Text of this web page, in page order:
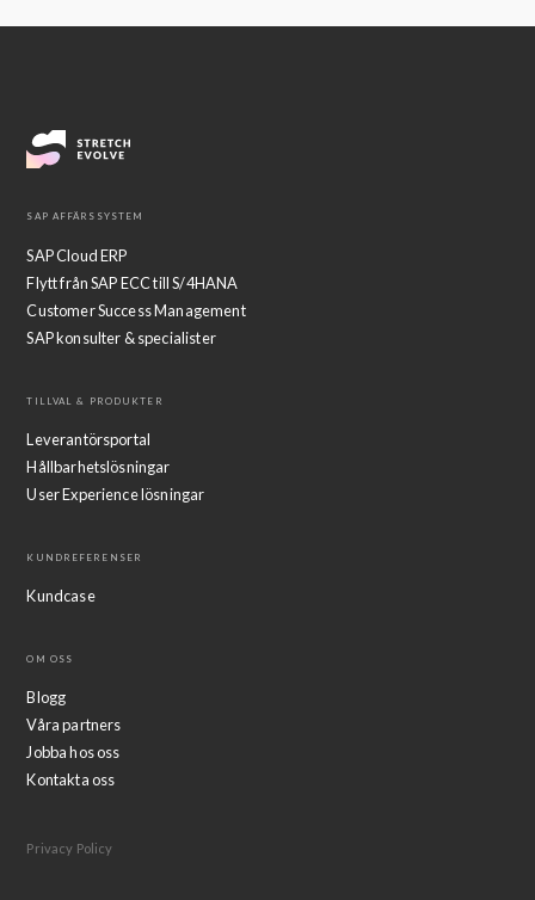
SAP AFFÄRSSYSTEM
SAP Cloud ERP
Flytt från SAP ECC till S/4HANA
Customer Success Management
SAP konsulter & specialister
TILLVAL & PRODUKTER
Leverantörsportal
Hållbarhetslösningar
User Experience lösningar
KUNDREFERENSER
Kundcase
OM OSS
Blogg
Våra partners
Jobba hos oss
Kontakta oss
Privacy Policy